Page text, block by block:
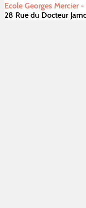
Ecole Georges Mercier
28 Rue du Docteur